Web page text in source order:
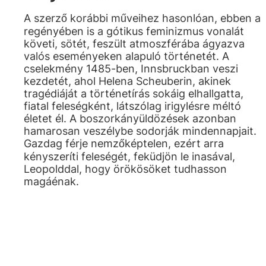
A szerző korábbi műveihez hasonlóan, ebben a
regényében is a gótikus feminizmus vonalát
követi, sötét, feszült atmoszférába ágyazva
valós eseményeken alapuló történetét. A
cselekmény 1485-ben, Innsbruckban veszi
kezdetét, ahol Helena Scheuberin, akinek
tragédiáját a történetírás sokáig elhallgatta,
fiatal feleségként, látszólag irigylésre méltó
életet él. A boszorkányüldözések azonban
hamarosan veszélybe sodorják mindennapjait.
Gazdag férje nemzőképtelen, ezért arra
kényszeríti feleségét, feküdjön le inasával,
Leopolddal, hogy örökösöket tudhasson
magáénak.